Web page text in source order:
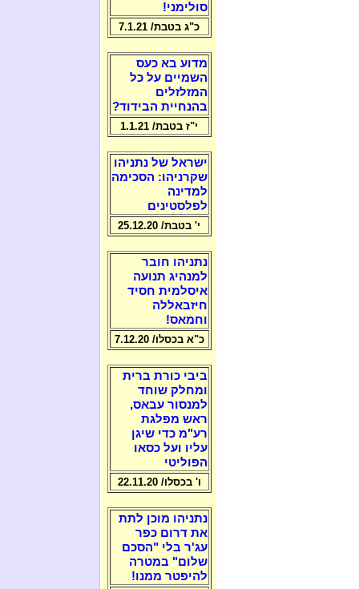
סולימני!
כ"ג בטבת/ 7.1.21
מדוע בא כעס
השמיים על כל
המזלזלים
בהנחיית הבידוד?
י"ז בטבת/ 1.1.21
ישראל של נתניהו
שקרניהו: הסכימה
למדינה
לפלסטינים
י' בטבת/ 25.12.20
נתניהו חובר
למנהיג תנועה
איסלמית חסיד
חיזבאללה
וחמאס!
כ"א בכסלו/ 7.12.20
ביבי כורת ברית
ומחלק שוחד
למנסור עבאס,
ראש מפלגת
רע"מ כדי שיגן
עליו ועל כסאו
הפוליטי
ו' בכסלו/ 22.11.20
נתניהו מוכן לתת
את דרום כפר
עג'ר בלי "הסכם
שלום" במטרה
להיפטר ממנו!